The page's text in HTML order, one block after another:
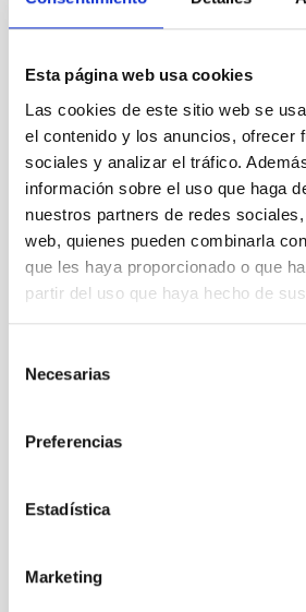
Esta página web usa cookies
Las cookies de este sitio web se
el contenido y los anuncios, ofrecer
sociales y analizar el tráfico.
información sobre el uso que haga
nuestros partners de redes
web, quienes pueden combinarla
que les haya proporcionado o que
partir del uso que haya hecho de
Necesarias
Preferencias
Estadística
Marketing
Óptica Adaptativa